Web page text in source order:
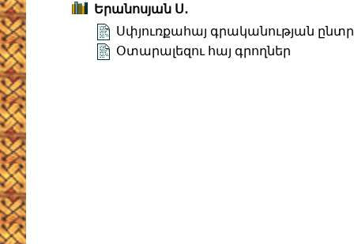
Երանոսյան Ս․
Սփյուռքահայ գրականության
Օտարալեզու հայ գրողներ